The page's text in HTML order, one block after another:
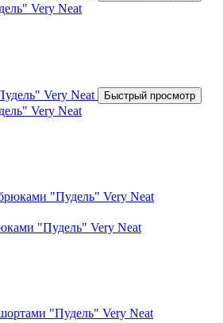
Very Neat
Быстрый просмотр
Very Neat
"Пудель" Very Neat